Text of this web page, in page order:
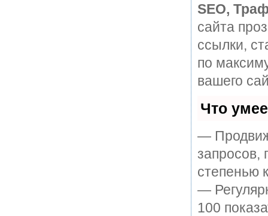
SEO,
сайта
ссылки,
по
вашего
Что
—
запросов,
степенью
—
100